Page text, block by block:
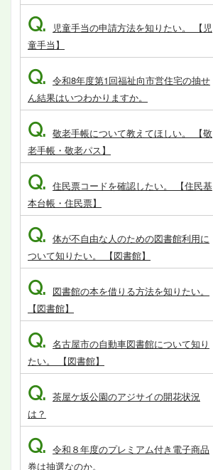
Q.
児童手当の申請方法を知りたい。 【児
童手当】
Q. 令和8年度第1回福祉向市営住宅の抽せ
ん結果はいつわかりますか。
Q. 敬老手帳について教えてほしい。 【敬
老手帳・敬老パス】
Q. 住民票コードを確認したい。 【住民基
本台帳・住民票】
Q. 体が不自由な人のための図書館利用に
ついて知りたい。 【図書館】
Q. 図書館の本を借りる方法を知りたい。
【図書館】
Q. 名古屋市の自動車図書館について知り
たい。 【図書館】
Q. 茶屋ケ坂公園のアジサイの開花状況
は？
Q. 令和８年度のプレミアム付き電子商品
券は抽選なのか。